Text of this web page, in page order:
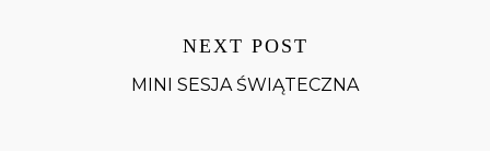
NEXT POST
MINI SESJA ŚWIĄTECZNA